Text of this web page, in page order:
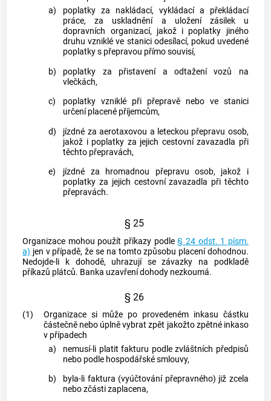
a)
poplatky za nakládací, vykládací a překládací
práce, za uskladnění a uložení zásilek u
dopravních organizací, jakož i poplatky jiného
druhu vzniklé ve stanici odesílací, pokud uvedené
poplatky s přepravou přímo souvisí,
b)
poplatky za přistavení a odtažení vozů na
vlečkách,
c)
poplatky vzniklé při přepravě nebo ve stanici
určení placené příjemcům,
d)
jízdné za aerotaxovou a leteckou přepravu osob,
jakož i poplatky za jejich cestovní zavazadla při
těchto přepravách,
e)
jízdné za hromadnou přepravu osob, jakož i
poplatky za jejich cestovní zavazadla při těchto
přepravách.
§ 25
Organizace mohou použít příkazy podle§ 24 odst. 1 písm.
a) jen v případě, že se na tomto způsobu placení dohodnou.
Nedojde-li k dohodě, uhrazují se závazky na podkladě
příkazů plátců. Banka uzavření dohody nezkoumá.
§ 26
(1)
Organizace si může po provedeném inkasu částku
částečně nebo úplně vybrat zpět jakožto zpětné inkaso
v případech
a)
nemusí-li platit fakturu podle zvláštních předpisů
nebo podle hospodářské smlouvy,
b)
byla-li faktura (vyúčtování přepravného) již zcela
nebo zčásti zaplacena,